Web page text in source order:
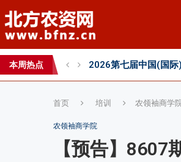
本周热点 2026第七届中国(国际
首页 培训 农领袖商学
农领袖商学院
【预告】8607